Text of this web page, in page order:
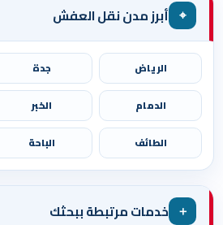
⌖ أبرز مدن نقل العفش
الرياض جدة
الدمام الخبر
الطائف الباحة
＋ خدمات مرتبطة ببحثك